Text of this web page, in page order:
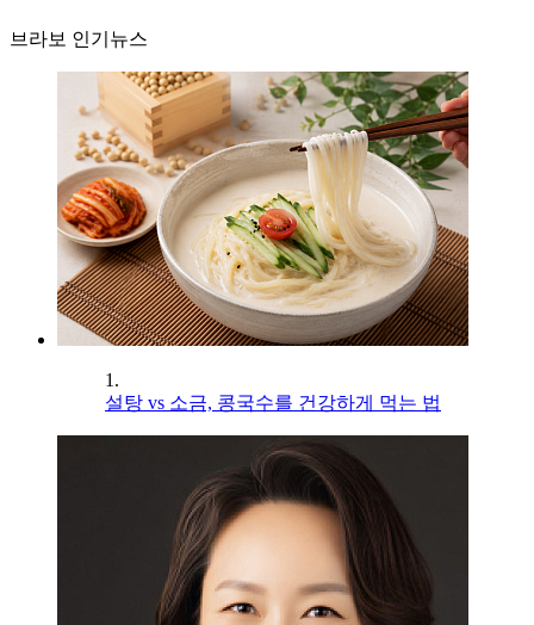
브라보 인기뉴스
1.
설탕 vs 소금, 콩국수를 건강하게 먹는 법